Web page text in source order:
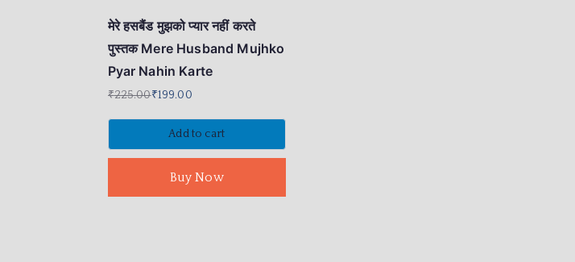
मेरे हसबैंड मुझको प्यार नहीं करते
पुस्तक Mere Husband Mujhko
Pyar Nahin Karte
₹225.00₹199.00
Add to cart
Buy Now